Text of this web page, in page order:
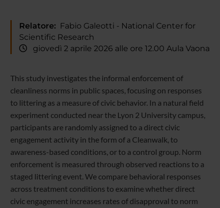
Relatore: Fabio Galeotti - National Center for
Scientific Research
giovedì 2 aprile 2026 alle ore 12.00 Aula Vaona
This study investigates the informal enforcement of
cleanliness norms in public spaces, focusing on responses
to littering as a measure of civic behavior. In a natural field
experiment conducted near the Lyon 2 University campus,
participants are randomly assigned to a direct civic
engagement activity in the form of a Cleanwalk, to
awareness-based conditions, or to a control group. Norm
enforcement is measured through observed reactions to a
staged littering event. We compare behavioral responses
across treatment conditions to examine whether direct
civic engagement increases rates of disapproval to norm